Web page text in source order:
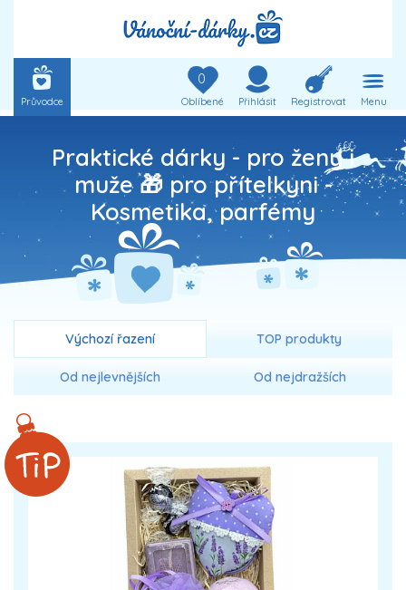
Průvodce
0
Oblíbené Přihlásit Registrovat Menu
Praktické dárky - pro ženy i
muže 🎁 pro přítelkyni -
Kosmetika, parfémy
Výchozí řazení TOP produkty
Od nejlevnějších Od nejdražších